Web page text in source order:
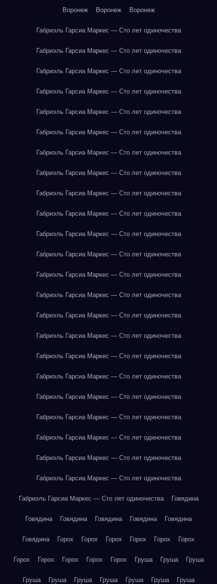
Воронеж Воронеж Воронеж
Габриэль Гарсиа Маркес — Сто лет одиночества
Габриэль Гарсиа Маркес — Сто лет одиночества
Габриэль Гарсиа Маркес — Сто лет одиночества
Габриэль Гарсиа Маркес — Сто лет одиночества
Габриэль Гарсиа Маркес — Сто лет одиночества
Габриэль Гарсиа Маркес — Сто лет одиночества
Габриэль Гарсиа Маркес — Сто лет одиночества
Габриэль Гарсиа Маркес — Сто лет одиночества
Габриэль Гарсиа Маркес — Сто лет одиночества
Габриэль Гарсиа Маркес — Сто лет одиночества
Габриэль Гарсиа Маркес — Сто лет одиночества
Габриэль Гарсиа Маркес — Сто лет одиночества
Габриэль Гарсиа Маркес — Сто лет одиночества
Габриэль Гарсиа Маркес — Сто лет одиночества
Габриэль Гарсиа Маркес — Сто лет одиночества
Габриэль Гарсиа Маркес — Сто лет одиночества
Габриэль Гарсиа Маркес — Сто лет одиночества
Габриэль Гарсиа Маркес — Сто лет одиночества
Габриэль Гарсиа Маркес — Сто лет одиночества
Габриэль Гарсиа Маркес — Сто лет одиночества
Габриэль Гарсиа Маркес — Сто лет одиночества
Габриэль Гарсиа Маркес — Сто лет одиночества
Габриэль Гарсиа Маркес — Сто лет одиночества
Габриэль Гарсиа Маркес — Сто лет одиночества Говядина
Говядина Говядина Говядина Говядина Говядина
Говядина Горох Горох Горох Горох Горох Горох
Горох Горох Горох Горох Горох Груша Груша Груша
Груша Груша Груша Груша Груша Груша Груша